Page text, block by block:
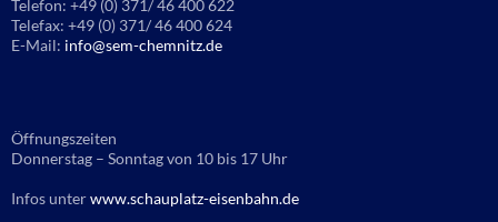
Telefon: +49 (0) 371/ 46 400 622
Telefax: +49 (0) 371/ 46 400 624
E-Mail: info@sem-chemnitz.de
Öffnungszeiten
Donnerstag – Sonntag von 10 bis 17 Uhr
Infos unterwww.schauplatz-eisenbahn.de